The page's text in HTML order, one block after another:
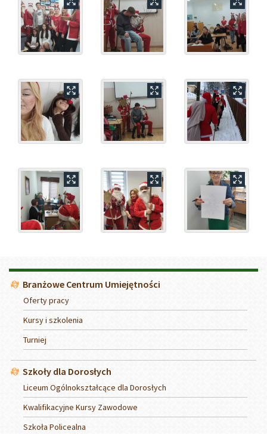
MenuBranżowe Centrum Umiejętności
Oferty pracy
Kursy i szkolenia
Turniej
Szkoły dla Dorosłych
Liceum Ogólnokształcące dla Dorosłych
Kwalifikacyjne Kursy Zawodowe
Szkoła Policealna